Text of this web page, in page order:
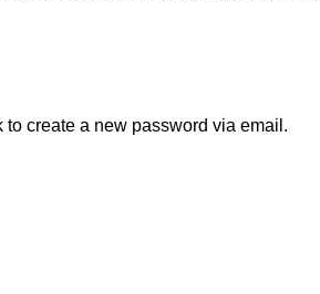
create a new password via email.